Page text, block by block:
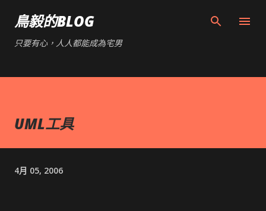
鳥毅的BLOG
只要有心，人人都能成為宅男
UML工具
4月 05, 2006